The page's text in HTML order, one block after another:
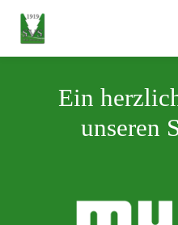
Skip to main navigation
Skip to main content
Skip to page footer
Ein
unseren